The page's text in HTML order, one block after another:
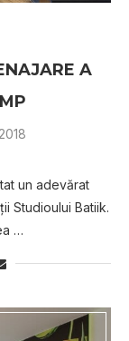
A
un adevărat
Studioului Batiik.
…